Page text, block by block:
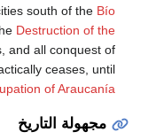
south of the Bío
Destruction of the
and all conquest of
ceases, until
of Araucanía
مجهولة التاريخ